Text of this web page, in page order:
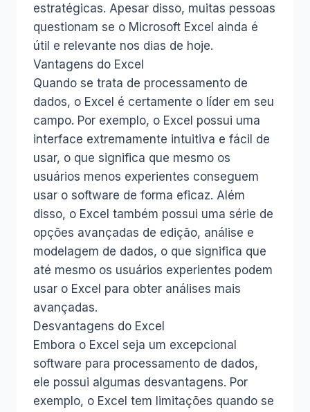
estratégicas. Apesar disso, muitas pessoas
questionam se o Microsoft Excel ainda é
útil e relevante nos dias de hoje.
Vantagens do Excel
Quando se trata de processamento de
dados, o Excel é certamente o líder em seu
campo. Por exemplo, o Excel possui uma
interface extremamente intuitiva e fácil de
usar, o que significa que mesmo os
usuários menos experientes conseguem
usar o software de forma eficaz. Além
disso, o Excel também possui uma série de
opções avançadas de edição, análise e
modelagem de dados, o que significa que
até mesmo os usuários experientes podem
usar o Excel para obter análises mais
avançadas.
Desvantagens do Excel
Embora o Excel seja um excepcional
software para processamento de dados,
ele possui algumas desvantagens. Por
exemplo, o Excel tem limitações quando se